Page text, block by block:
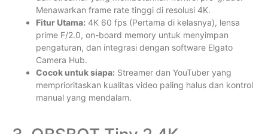
Menawarkan frame rate tinggi di resolusi 4K.
Fitur Utama: 4K 60 fps (Pertama di kelasnya), lensa
prime F/2.0, on-board memory untuk menyimpan
pengaturan, dan integrasi dengan software Elgato
Camera Hub.
Cocok untuk siapa: Streamer dan YouTuber yang
memprioritaskan kualitas video paling halus dan kontrol
manual yang mendalam.